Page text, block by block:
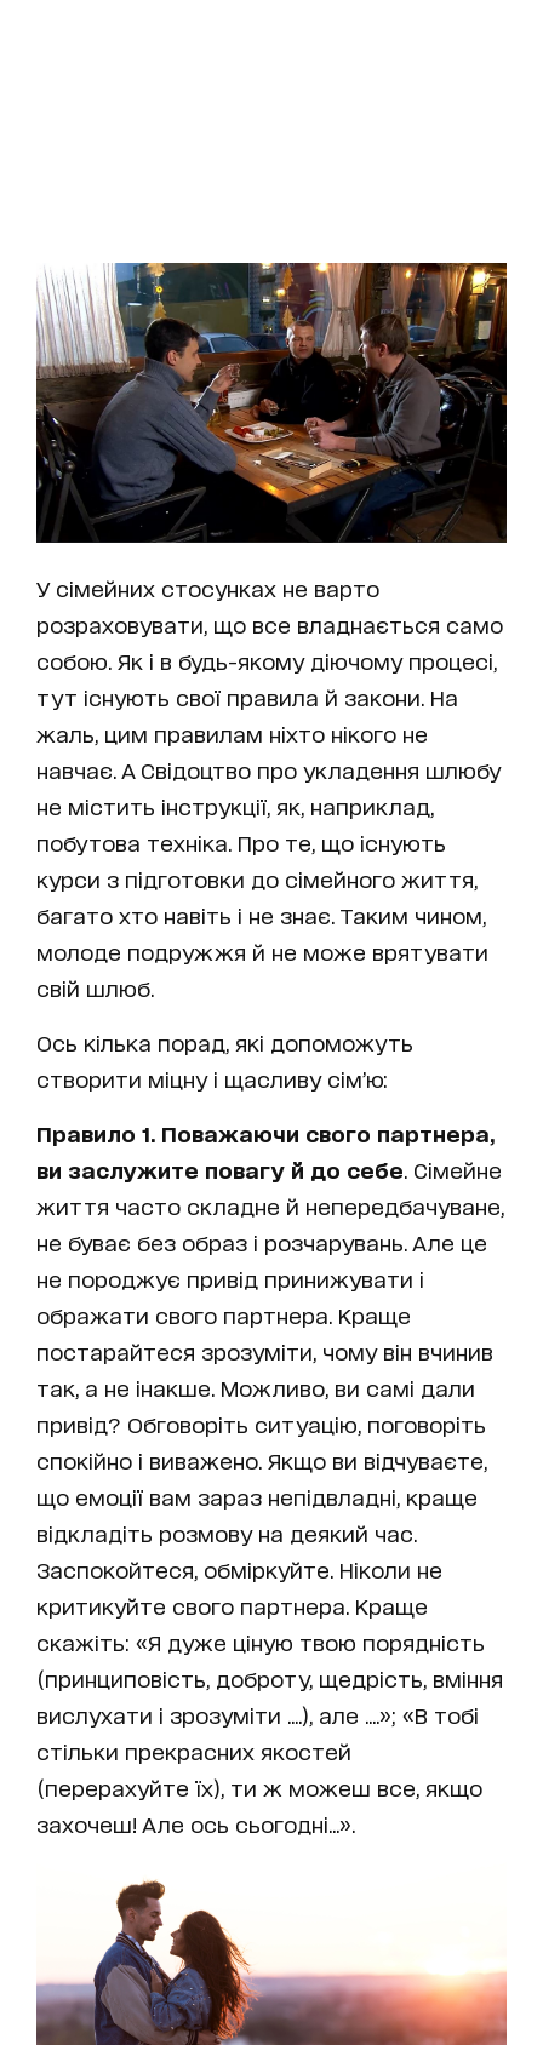
У сімейних стосунках не варто
розраховувати, що все владнається само
собою. Як і в будь-якому діючому процесі,
тут існують свої правила й закони. На
жаль, цим правилам ніхто нікого не
навчає. А Свідоцтво про укладення шлюбу
не містить інструкції, як, наприклад,
побутова техніка. Про те, що існують
курси з підготовки до сімейного життя,
багато хто навіть і не знає. Таким чином,
молоде подружжя й не може врятувати
свій шлюб.
Ось кілька порад, які допоможуть
створити міцну і щасливу сім’ю:
Правило 1. Поважаючи свого партнера,
ви заслужите повагу й до себе Сімейне
життя часто складне й непередбачуване,
не буває без образ і розчарувань. Але це
не породжує привід принижувати і
ображати свого партнера. Краще
постарайтеся зрозуміти, чому він вчинив
так, а не інакше. Можливо, ви самі дали
привід? Обговоріть ситуацію, поговоріть
спокійно і виважено. Якщо ви відчуваєте,
що емоції вам зараз непідвладні, краще
відкладіть розмову на деякий час.
Заспокойтеся, обміркуйте. Ніколи не
критикуйте свого партнера. Краще
скажіть: «Я дуже ціную твою порядність
(принциповість, доброту, щедрість, вміння
вислухати і зрозуміти ....), але ....»; «В тобі
стільки прекрасних якостей
(перерахуйте їх), ти ж можеш все, якщо
захочеш! Але ось сьогодні...».